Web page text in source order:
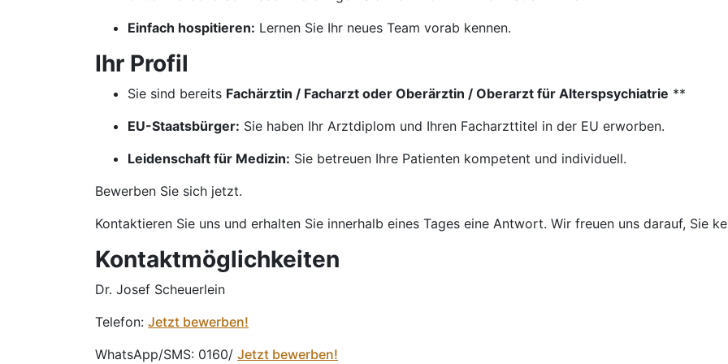
Einfach hospitieren: Lernen Sie Ihr neues Team vorab kennen.
Ihr Profil
Sie sind bereits Fachärztin / Facharzt oder Oberärztin / Oberarzt für Alterspsychiatrie **
EU-Staatsbürger: Sie haben Ihr Arztdiplom und Ihren Facharzttitel in der EU erworben.
Leidenschaft für Medizin: Sie betreuen Ihre Patienten kompetent und individuell.
Bewerben Sie sich jetzt.
Kontaktieren Sie uns und erhalten Sie innerhalb eines Tages eine Antwort. Wir freuen uns darauf, Sie
Kontaktmöglichkeiten
Dr. Josef Scheuerlein
Telefon: Jetzt bewerben!
WhatsApp/SMS: 0160/ Jetzt bewerben!